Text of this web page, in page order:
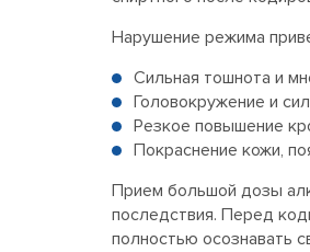
Нарушение режима
Сильная тошнота и
Головокружение и
Резкое повышение
Покраснение кожи,
Прием большой дозы
последствия. Перед
полностью осознавать